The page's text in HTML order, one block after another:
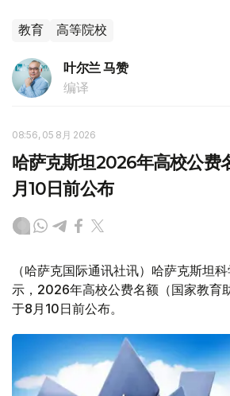
教育 高等院校
叶尔兰 马赞
编译
08:56, 05 8月 2026
哈萨克斯坦2026年高校公费
月10日前公布
（哈萨克国际通讯社讯）哈萨克斯坦
示，2026年高校公费名额（国家教育
于8月10日前公布。